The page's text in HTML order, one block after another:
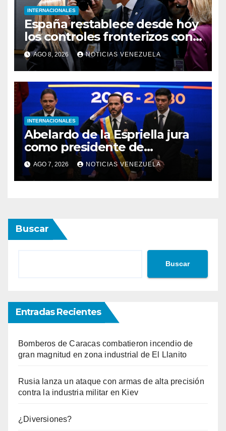
INTERNACIONALES
España restablece desde hoy
los controles fronterizos con
Italia tras el rechazo de Roma
a retirar las restricciones
AGO 8, 2026 NOTICIAS VENEZUELA
INTERNACIONALES
Abelardo de la Espriella jura
como presidente de
Colombia para el periodo
2026-2030
AGO 7, 2026 NOTICIAS VENEZUELA
Buscar
Buscar
Entradas Recientes
Bomberos de Caracas combatieron incendio de
gran magnitud en zona industrial de El Llanito
Rusia lanza un ataque con armas de alta precisión
contra la industria militar en Kiev
¿Diversiones?